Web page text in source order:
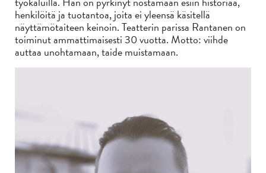
henkilöitä ja tuotantoa, joita ei yleensä käsitellä
näyttämötaiteen keinoin. Teatterin parissa Rantanen on
toiminut ammattimaisesti 30 vuotta. Motto: viihde
auttaa unohtamaan, taide muistamaan.